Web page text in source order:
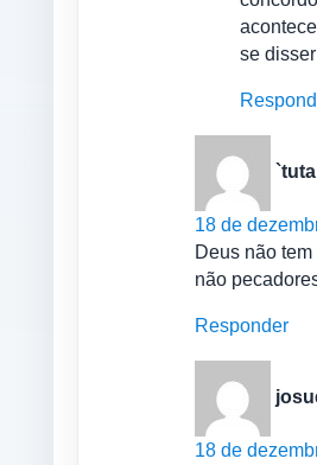
se
`tuta
18 de
Deus não
não
Responder
18 de